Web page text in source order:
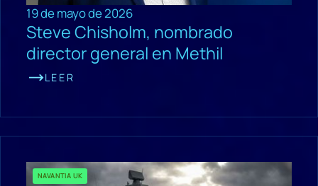
19 de mayo de 2026
Steve Chisholm, nombrado
director general en Methil
LEER
NAVANTIA UK